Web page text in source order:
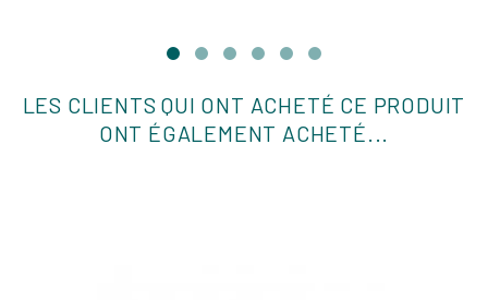
LES CLIENTS QUI ONT ACHETÉ CE PRODUIT
ONT ÉGALEMENT ACHETÉ...